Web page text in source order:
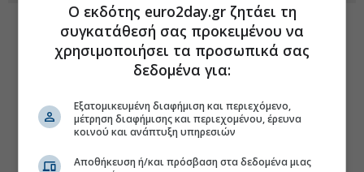
Ο εκδότης euro2day.gr ζητάει τη
συγκατάθεσή σας προκειμένου να
χρησιμοποιήσει τα προσωπικά σας
δεδομένα για:
Εξατομικευμένη διαφήμιση και περιεχόμενο,
μέτρηση διαφήμισης και περιεχομένου, έρευνα
κοινού και ανάπτυξη υπηρεσιών
Αποθήκευση ή/και πρόσβαση στα δεδομένα μιας